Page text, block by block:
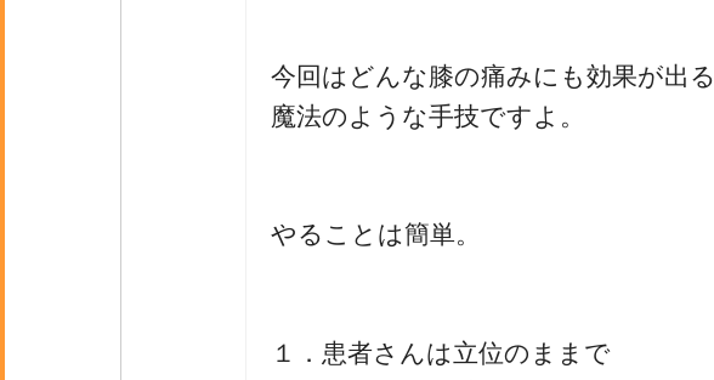
今回はどんな膝の痛みにも効果が出る
魔法のような手技ですよ。
やることは簡単。
１．患者さんは立位のままで